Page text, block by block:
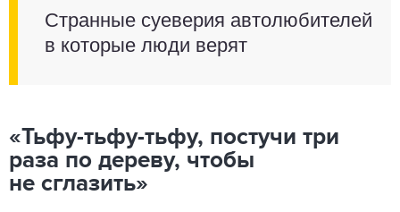
Странные суеверия автолюбителей
в которые люди верят
«Тьфу-тьфу-тьфу, постучи три
раза по дереву, чтобы
не сглазить»